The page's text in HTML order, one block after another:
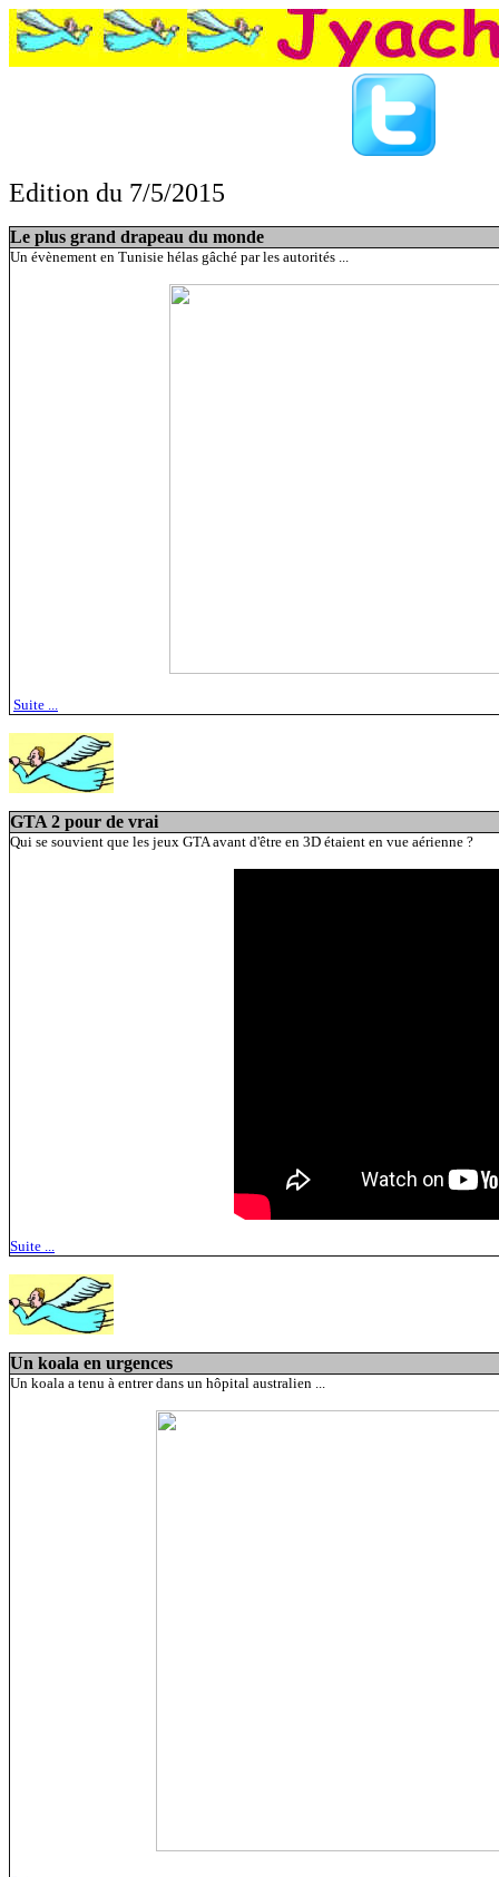
Edition du 7/5/2015
Le plus grand drapeau du monde
Un évènement en Tunisie hélas gâché par les autorités ...
Suite ...
GTA 2 pour de vrai
Qui se souvient que les jeux GTA avant d'être en 3D étaient en vue aérienne ?
Suite ...
Un koala en urgences
Un koala a tenu à entrer dans un hôpital australien ...